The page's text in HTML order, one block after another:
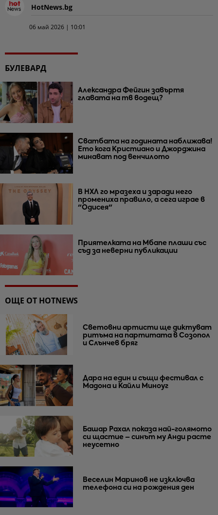
HotNews.bg
06 май 2026 | 10:01
БУЛЕВАРД
Александра Фейгин завъртя
главата на тв водещ?
Сватбата на годината наближава!
Ето кога Кристиано и Джорджина
минават под венчилото
В НХЛ го мразеха и заради него
промениха правило, а сега играе в
"Одисея"
Приятелката на Мбапе плаши със
съд за неверни публикации
ОЩЕ ОТ HOTNEWS
Световни артисти ще диктуват
ритъма на партитата в Созопол
и Слънчев бряг
Дара на един и същи фестивал с
Мадона и Кайли Миноуг
Башар Рахал показа най-голямото
си щастие – синът му Анди расте
неусетно
Веселин Маринов не изключва
телефона си на рождения ден